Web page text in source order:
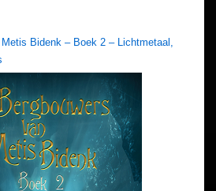
Bidenk – Boek 2 – Lichtmetaal,